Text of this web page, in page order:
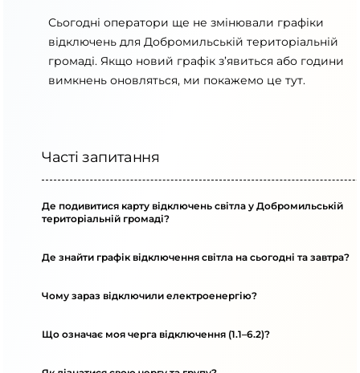
Сьогодні оператори ще не змінювали графіки
відключень для Добромильській територіальній
громаді. Якщо новий графік з’явиться або години
вимкнень оновляться, ми покажемо це тут.
Часті запитання
Де подивитися карту відключень світла у Добромильській
територіальній громаді?
Де знайти графік відключення світла на сьогодні та завтра?
Чому зараз відключили електроенергію?
Що означає моя черга відключення (1.1–6.2)?